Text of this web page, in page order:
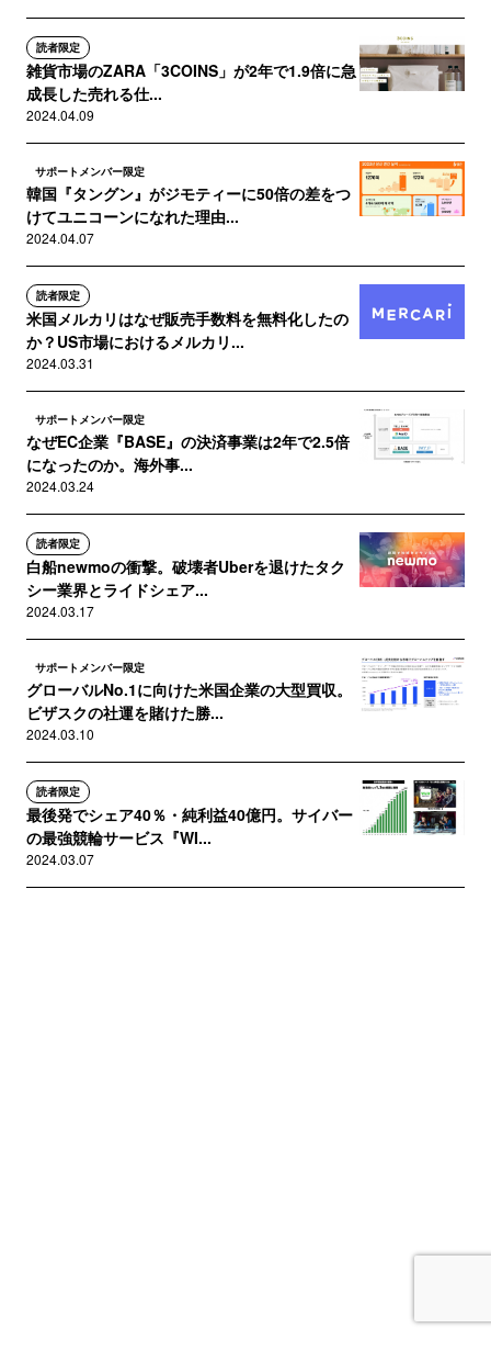
読者限定
雑貨市場のZARA「3COINS」が2年で1.9倍に急
成長した売れる仕...
2024.04.09
サポートメンバー限定
韓国『タングン』がジモティーに50倍の差をつ
けてユニコーンになれた理由...
2024.04.07
読者限定
米国メルカリはなぜ販売手数料を無料化したの
か？US市場におけるメルカリ...
2024.03.31
サポートメンバー限定
なぜEC企業『BASE』の決済事業は2年で2.5倍
になったのか。海外事...
2024.03.24
読者限定
白船newmoの衝撃。破壊者Uberを退けたタク
シー業界とライドシェア...
2024.03.17
サポートメンバー限定
グローバルNo.1に向けた米国企業の大型買収。
ビザスクの社運を賭けた勝...
2024.03.10
読者限定
最後発でシェア40％・純利益40億円。サイバー
の最強競輪サービス『WI...
2024.03.07